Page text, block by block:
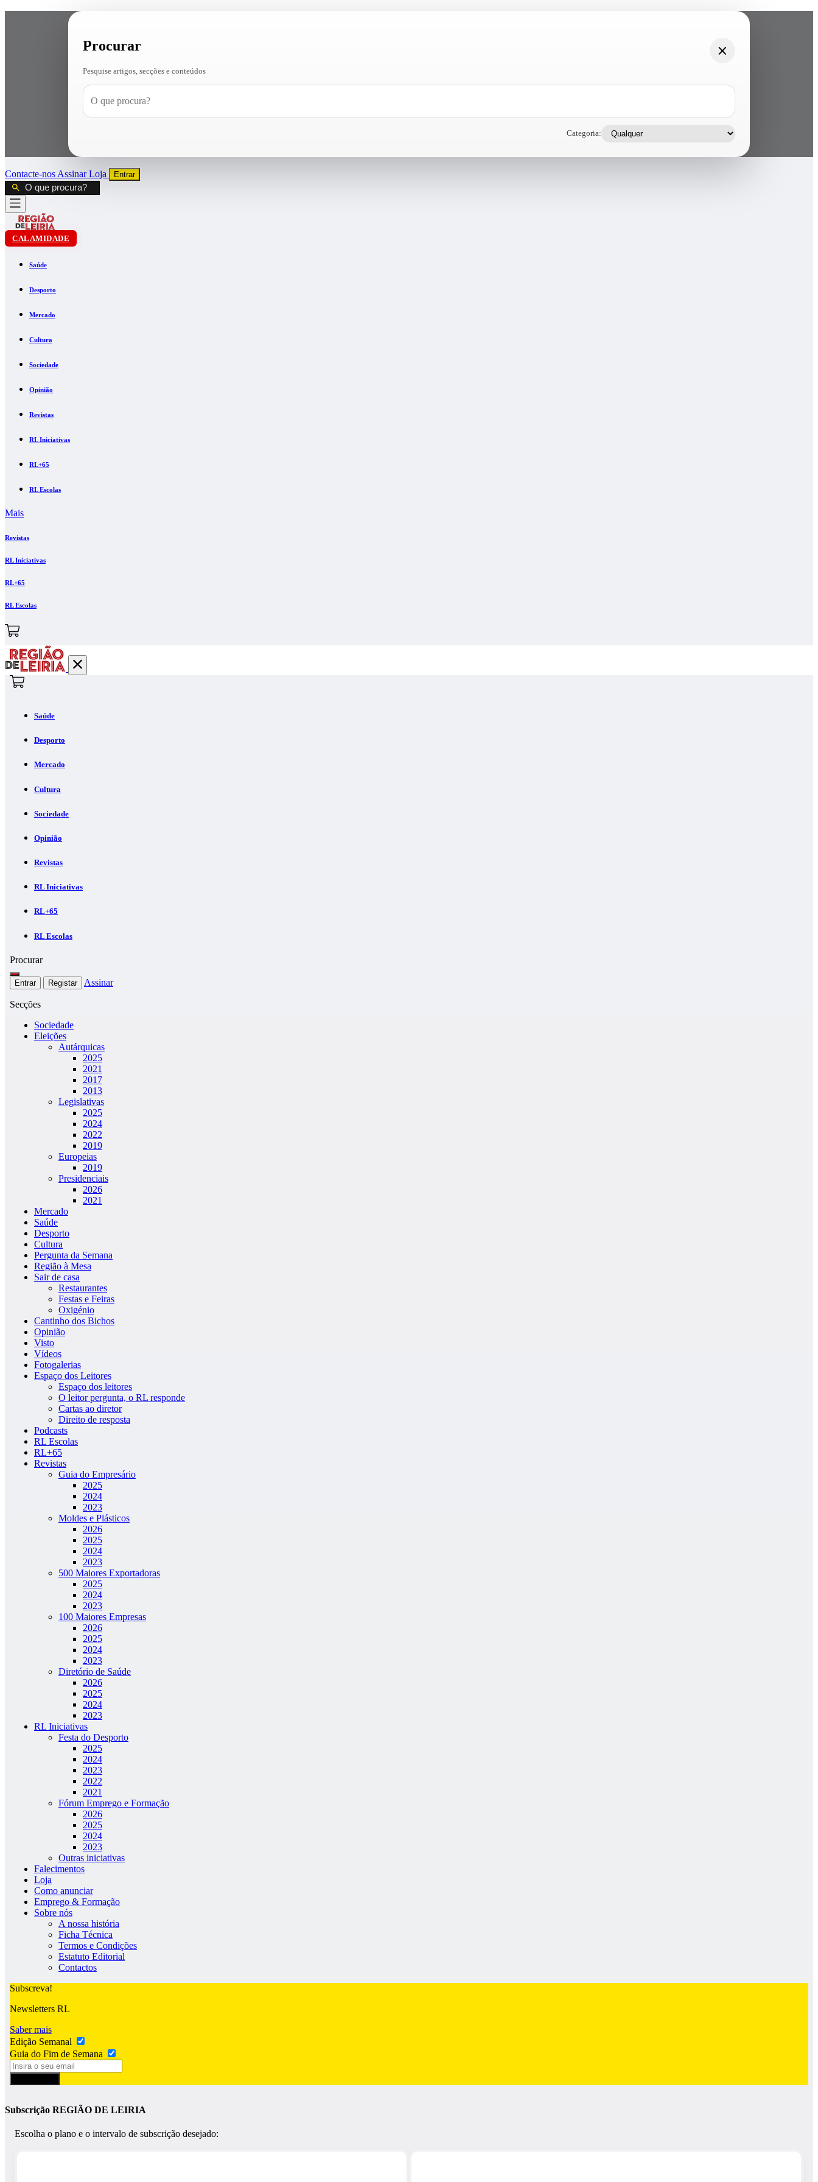
Procurar
Pesquise artigos, secções e conteúdos
Categoria:
Contacte-nos AssinarLoja Entrar
CALAMIDADE
Saúde
Desporto
Mercado
Cultura
Sociedade
Opinião
Revistas
RL Iniciativas
RL+65
RL Escolas
Mais
Revistas
RL Iniciativas
RL+65
RL Escolas
Saúde
Desporto
Mercado
Cultura
Sociedade
Opinião
Revistas
RL Iniciativas
RL+65
RL Escolas
Procurar
Entrar Registar Assinar
Secções
Sociedade
Eleições
Autárquicas
2025
2021
2017
2013
Legislativas
2025
2024
2022
2019
Europeias
2019
Presidenciais
2026
2021
Mercado
Saúde
Desporto
Cultura
Pergunta da Semana
Região à Mesa
Sair de casa
Restaurantes
Festas e Feiras
Oxigénio
Cantinho dos Bichos
Opinião
Visto
Vídeos
Fotogalerias
Espaço dos Leitores
Espaço dos leitores
O leitor pergunta, o RL responde
Cartas ao diretor
Direito de resposta
Podcasts
RL Escolas
RL+65
Revistas
Guia do Empresário
2025
2024
2023
Moldes e Plásticos
2026
2025
2024
2023
500 Maiores Exportadoras
2025
2024
2023
100 Maiores Empresas
2026
2025
2024
2023
Diretório de Saúde
2026
2025
2024
2023
RL Iniciativas
Festa do Desporto
2025
2024
2023
2022
2021
Fórum Emprego e Formação
2026
2025
2024
2023
Outras iniciativas
Falecimentos
Loja
Como anunciar
Emprego & Formação
Sobre nós
A nossa história
Ficha Técnica
Termos e Condições
Estatuto Editorial
Contactos
Subscreva!
Newsletters RL
Saber mais
Edição Semanal
Guia do Fim de Semana
Subscrição REGIÃO DE LEIRIA
Escolha o plano e o intervalo de subscrição desejado: